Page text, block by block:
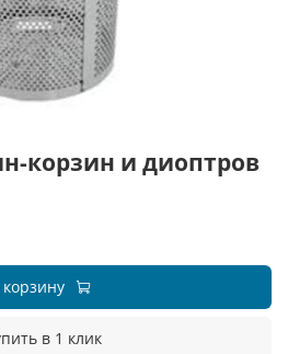
корзин и диоптров
в 1 клик